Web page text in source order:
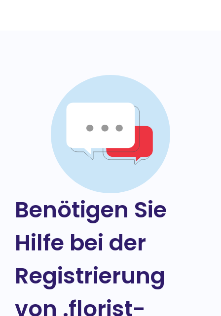
Benötigen Sie
Hilfe bei der
Registrierung
von .florist-